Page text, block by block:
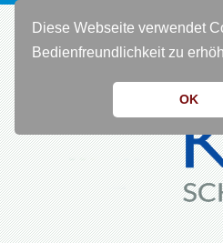
Diese Webseite verwendet
Bedienfreundlichkeit zu
OK